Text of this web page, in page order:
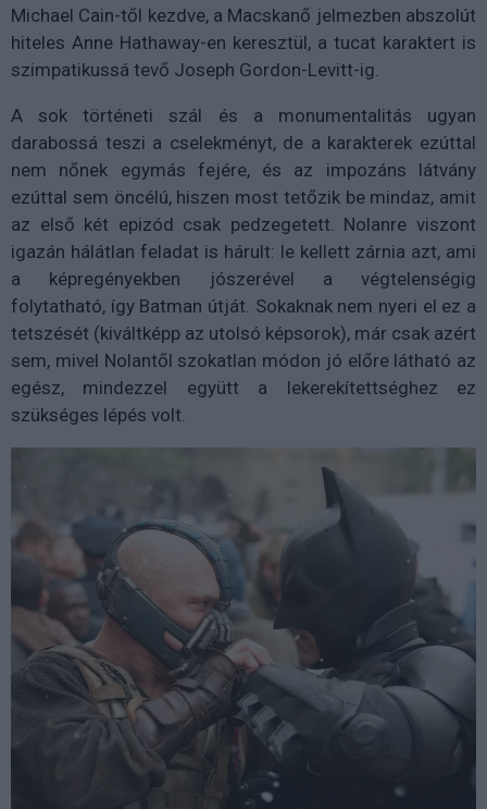
Michael Cain-től kezdve, a Macskanő jelmezben abszolút
hiteles Anne Hathaway-en keresztül, a tucat karaktert is
szimpatikussá tevő Joseph Gordon-Levitt-ig.
A sok történeti szál és a monumentalitás ugyan
darabossá teszi a cselekményt, de a karakterek ezúttal
nem nőnek egymás fejére, és az impozáns látvány
ezúttal sem öncélú, hiszen most tetőzik be mindaz, amit
az első két epizód csak pedzegetett. Nolanre viszont
igazán hálátlan feladat is hárult: le kellett zárnia azt, ami
a képregényekben jószerével a végtelenségig
folytatható, így Batman útját. Sokaknak nem nyeri el ez a
tetszését (kiváltképp az utolsó képsorok), már csak azért
sem, mivel Nolantől szokatlan módon jó előre látható az
egész, mindezzel együtt a lekerekítettséghez ez
szükséges lépés volt.